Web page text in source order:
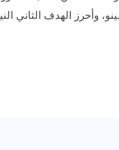
وأحرز الهدف الثاني